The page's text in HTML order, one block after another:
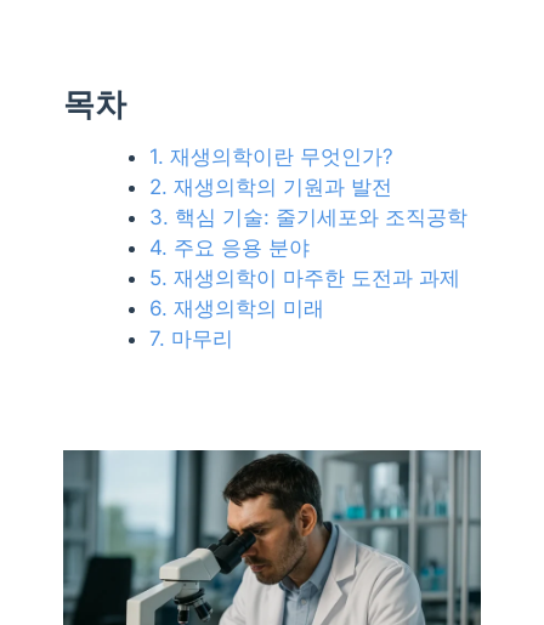
목차
1. 재생의학이란 무엇인가?
2. 재생의학의 기원과 발전
3. 핵심 기술: 줄기세포와 조직공학
4. 주요 응용 분야
5. 재생의학이 마주한 도전과 과제
6. 재생의학의 미래
7. 마무리